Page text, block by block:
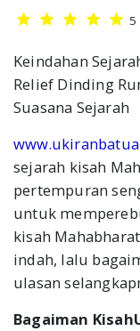
5
Keindahan
Relief Dinding
Suasana Sejarah
sejarah kisah
pertempuran
untuk
kisah
indah, lalu
ulasan
Bagaiman